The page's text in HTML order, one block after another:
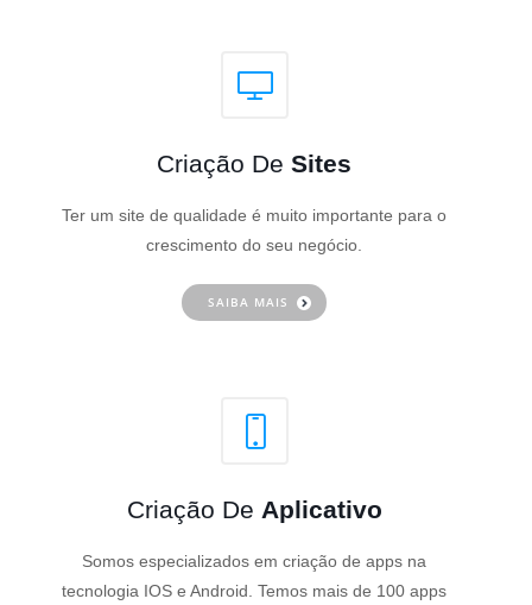
Criação De Sites
Ter um site de qualidade é muito importante para o
crescimento do seu negócio.
SAIBA MAIS
Criação De Aplicativo
Somos especializados em criação de apps na
tecnologia IOS e Android. Temos mais de 100 apps